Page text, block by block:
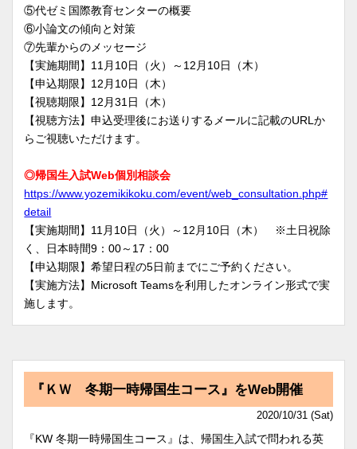
⑤代ゼミ国際教育センターの概要
⑥小論文の傾向と対策
⑦先輩からのメッセージ
【実施期間】11月10日（火）～12月10日（木）
【申込期限】12月10日（木）
【視聴期限】12月31日（木）
【視聴方法】申込受理後にお送りするメールに記載のURLか
らご視聴いただけます。
◎帰国生入試Web個別相談会
https://www.yozemikikoku.com/event/web_consultation.php#
detail
【実施期間】11月10日（火）～12月10日（木） ※土日祝除
く、日本時間9：00～17：00
【申込期限】希望日程の5日前までにご予約ください。
【実施方法】Microsoft Teamsを利用したオンライン形式で実
施します。
『ＫＷ 冬期一時帰国生コース』をWeb開催
2020/10/31 (Sat)
『KW 冬期一時帰国生コース』は、帰国生入試で問われる英